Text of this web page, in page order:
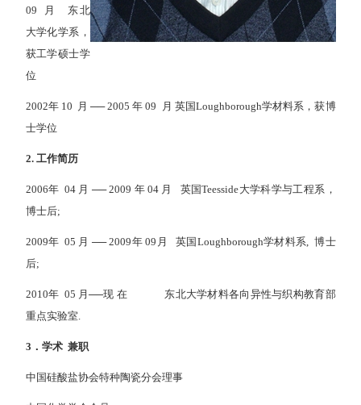
09 月 东北
大学化学系，
获工学硕士学
位
2002年 10 月 ── 2005 年 09 月 英国Loughborough学材料系，获博
士学位
2. 工作简历
2006年 04 月 ── 2009 年 04 月 英国Teesside大学科学与工程系，
博士后;
2009年 05 月 ── 2009年 09月 英国Loughborough学材料系, 博士
后;
2010年 05 月──现 在 东北大学材料各向异性与织构教育部
重点实验室.
3 ．学术 兼职
中国硅酸盐协会特种陶瓷分会理事